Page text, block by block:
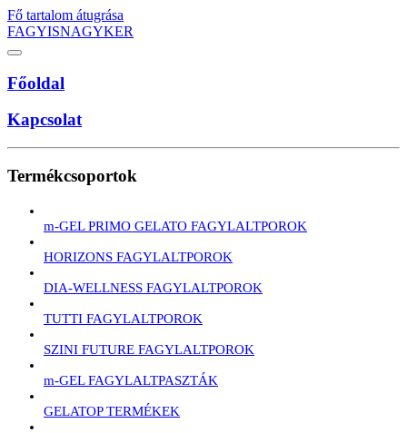
Fő tartalom átugrása
FAGYISNAGYKER
Főoldal
Kapcsolat
Termékcsoportok
m-GEL PRIMO GELATO FAGYLALTPOROK
HORIZONS FAGYLALTPOROK
DIA-WELLNESS FAGYLALTPOROK
TUTTI FAGYLALTPOROK
SZINI FUTURE FAGYLALTPOROK
m-GEL FAGYLALTPASZTÁK
GELATOP TERMÉKEK